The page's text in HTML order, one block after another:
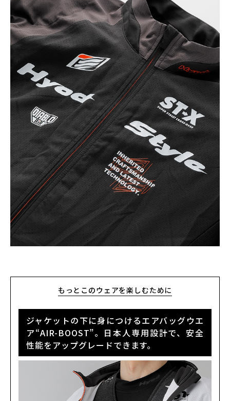
もっとこのウェアを楽しむために
ジャケットの下に身につけるエアバッグウエ
ア“AIR-BOOST”。日本人専用設計で、安全
性能をアップグレードできます。